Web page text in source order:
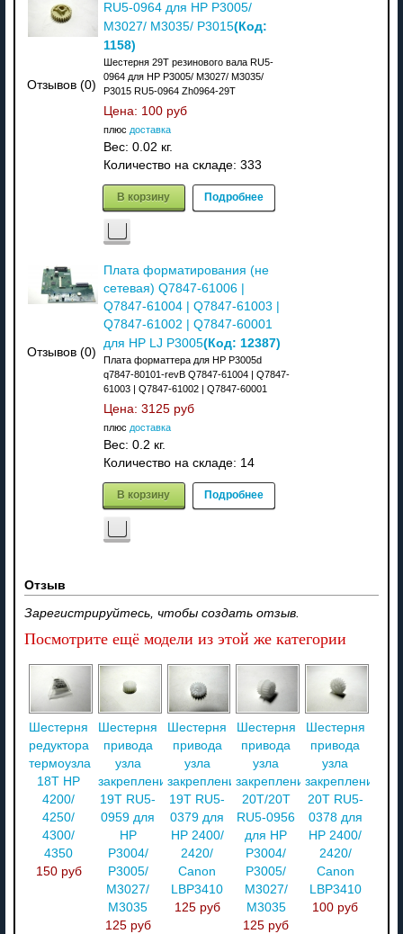
Отзывов (0)
RU5-0964 для HP P3005/
M3027/ M3035/ P3015(Код:
1158)
Шестерня 29T резинового вала RU5-
0964 для HP P3005/ M3027/ M3035/
P3015 RU5-0964 Zh0964-29T
Цена: 100 руб
плюс доставка
Вес: 0.02 кг.
Количество на складе: 333
В корзину Подробнее
Отзывов (0)
Плата форматирования (не
сетевая) Q7847-61006 |
Q7847-61004 | Q7847-61003 |
Q7847-61002 | Q7847-60001
для HP LJ P3005(Код: 12387)
Плата форматтера для HP P3005d
q7847-80101-revB Q7847-61004 | Q7847-
61003 | Q7847-61002 | Q7847-60001
Цена: 3125 руб
плюс доставка
Вес: 0.2 кг.
Количество на складе: 14
В корзину Подробнее
Отзыв
Зарегистрируйтесь, чтобы создать отзыв.
Посмотрите ещё модели из этой же категории
Шестерня
редуктора
термоузла
18T HP
4200/
4250/
4300/
4350
150 руб
Шестерня
привода
узла
закрепления
19T RU5-
0959 для
HP
P3004/
P3005/
M3027/
M3035
125 руб
Шестерня
привода
узла
закрепления
19T RU5-
0379 для
HP 2400/
2420/
Canon
LBP3410
125 руб
Шестерня
привода
узла
закрепления
20T/20T
RU5-0956
для HP
P3004/
P3005/
M3027/
M3035
125 руб
Шестерня
привода
узла
закрепления
20T RU5-
0378 для
HP 2400/
2420/
Canon
LBP3410
100 руб